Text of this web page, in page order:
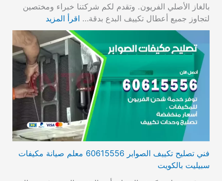
بالغاز الأصلي الفريون. وتقدم لكم شركتنا خبراء ومختصين
لتجاوز جميع أعطال تكييف البدع بدقة… اقرأ المزيد
فني تصليح تكييف الصوابر 60615556 معلم صيانة مكيفات
سبيليت بالكويت